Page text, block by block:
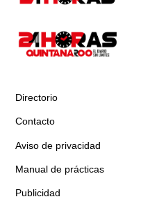
Directorio
Contacto
Aviso de privacidad
Manual de prácticas
Publicidad